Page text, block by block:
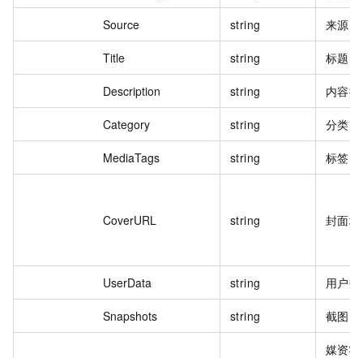
Source string 来源
Title string 标题
Description string 内容
Category string 分类
MediaTags string 标签
CoverURL string 封面
UserData string 用户
Snapshots string 截图
媒资